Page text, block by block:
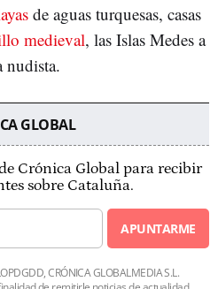
de aguas turquesas, casas
medieval, las Islas Medes a
nudista.
GLOBAL
Crónica Global para recibir
sobre Cataluña.
APUNTARME
CRÓNICA GLOBALMEDIA S.L.